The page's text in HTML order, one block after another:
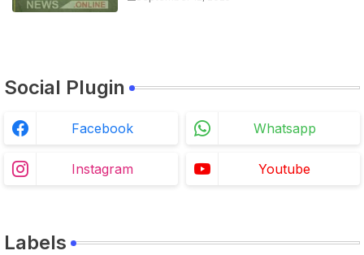
Social Plugin
Facebook Whatsapp
Instagram Youtube
Labels